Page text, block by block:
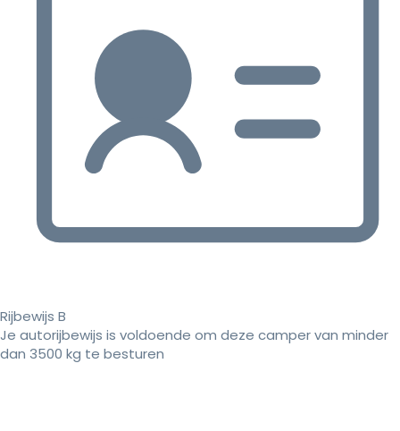
Rijbewijs B
Je autorijbewijs is voldoende om deze camper van minder
dan 3500 kg te besturen